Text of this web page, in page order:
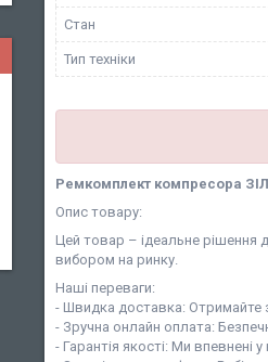
Стан
Тип техніки
Ремкомплект компресора
Опис товару:
Цей товар – ідеальне рішення
вибором на ринку.
Наші переваги:
- Швидка доставка: Отримайте
- Зручна онлайн оплата:
- Гарантія якості: Ми